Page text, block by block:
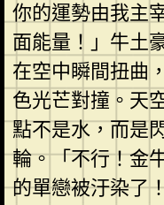
你的運勢由我主
面能量！」牛土
在空中瞬間扭曲
色光芒對撞。天
點不是水，而是
輪。「不行！金
的單戀被汙染了